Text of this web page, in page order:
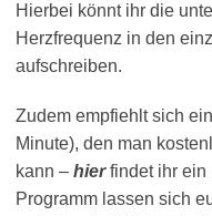
Hierbei könnt ihr die
Herzfrequenz in den
aufschreiben.
Zudem empfiehlt sich
Minute), den man
kann – hierfindet ihr ein
Programm lassen sich